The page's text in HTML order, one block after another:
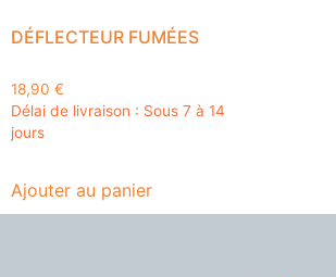
DÉFLECTEUR FUMÉES
18,90 €
Délai de livraison : Sous 7 à 14
jours
Ajouter au panier